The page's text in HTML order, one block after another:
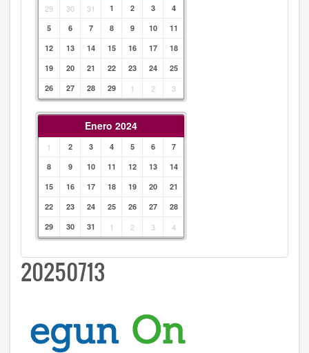
29 30 31 1 2 3
4
5
6 7 8 9 10
11
12
13 14 15 16 17
18
19
20 21 22 23 24
25
26
27 28 29 1 2 3
Enero 2024
1 2 3 4 5 6
7
8
9 10 11 12 13
14
15
16 17 18 19 20
21
22
23 24 25 26 27
28
29
30 31 1 2 3 4
20250713